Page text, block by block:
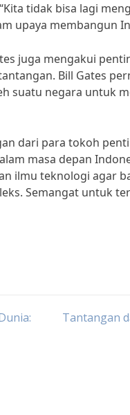
tidak bisa lagi
upaya membangun
juga mengakui
Bill Gates
suatu negara untuk
dari para tokoh
masa depan
ilmu teknologi agar
Semangat untuk
Tantangan